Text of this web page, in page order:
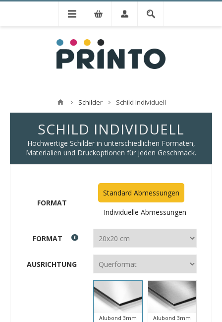
Schilder Schild Individuell
SCHILD INDIVIDUELL
Hochwertige Schilder in unterschiedlichen Formaten,
Materialien und Druckoptionen für jeden Geschmack.
FORMAT
Standard Abmessungen
Individuelle Abmessungen
FORMAT
AUSRICHTUNG
Alubond 3mm
Alubond 3mm